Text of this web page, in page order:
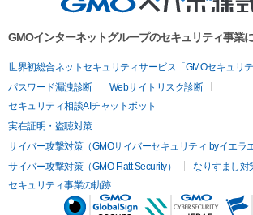
GMOインターネットグループのセキュリティ事業
世界初総合ネットセキュリティサービス「GMOセキュリテ
パスワード漏洩診断
Webサイトリスク診断
セキュリティ相談AIチャットボット
実在証明・盗聴対策
サイバー攻撃対策（GMOサイバーセキュリティ byイエラエ
サイバー攻撃対策（GMO Flatt Security）
なりすまし対
セキュリティ事業の軌跡